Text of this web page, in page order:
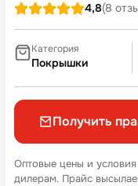
4,8(8
Категория
Покрышки
Получить
Оптовые цены и
дилерам. Прайс